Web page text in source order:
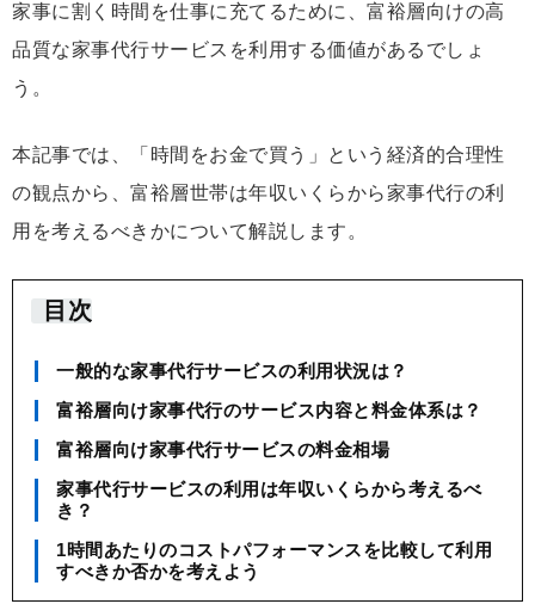
家事に割く時間を仕事に充てるために、富裕層向けの高
品質な家事代行サービスを利用する価値があるでしょ
う。
本記事では、「時間をお金で買う」という経済的合理性
の観点から、富裕層世帯は年収いくらから家事代行の利
用を考えるべきかについて解説します。
目次
一般的な家事代行サービスの利用状況は？
富裕層向け家事代行のサービス内容と料金体系は？
富裕層向け家事代行サービスの料金相場
家事代行サービスの利用は年収いくらから考えるべ
き？
1時間あたりのコストパフォーマンスを比較して利用
すべきか否かを考えよう